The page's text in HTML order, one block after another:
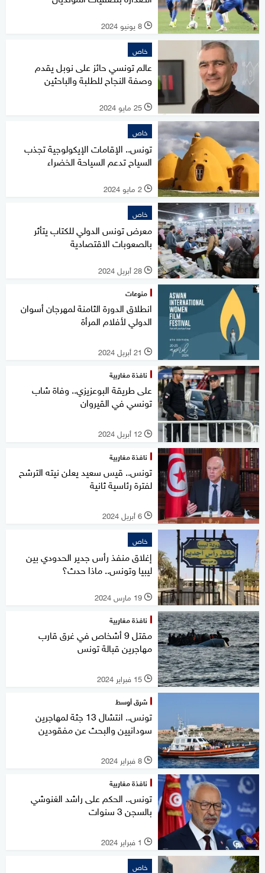
l 8 يونيو 2024
خاص
عالم تونسي حائز على نوبل يقدم
وصفة النجاح للطلبة والباحثين
l 25 مايو 2024
خاص
تونس.. الإقامات الإيكولوجية تجذب
السياح تدعم السياحة الخضراء
l 2 مايو 2024
خاص
معرض تونس الدولي للكتاب يتأثر
بالصعوبات الاقتصادية
l 28 أبريل 2024
منوعات
انطلاق الدورة الثامنة لمهرجان أسوان
الدولي لأفلام المرأة
l 21 أبريل 2024
نافذة مغاربية
على طريقة البوعزيزي.. وفاة شاب
تونسي في القيروان
l 12 أبريل 2024
نافذة مغاربية
تونس.. قيس سعيد يعلن نيته الترشح
لفترة رئاسية ثانية
l 6 أبريل 2024
خاص
إغلاق منفذ رأس جدير الحدودي بين
ليبيا وتونس.. ماذا حدث؟
l 19 مارس 2024
نافذة مغاربية
مقتل 9 أشخاص في غرق قارب
مهاجرين قبالة تونس
l 15 فبراير 2024
شرق أوسط
تونس.. انتشال 13 جثة لمهاجرين
سودانيين والبحث عن مفقودين
l 8 فبراير 2024
نافذة مغاربية
تونس.. الحكم على راشد الغنوشي
بالسجن 3 سنوات
l 1 فبراير 2024
خاص